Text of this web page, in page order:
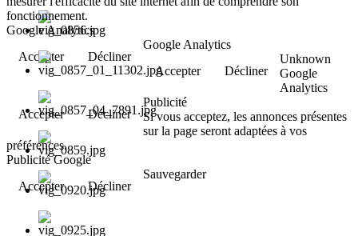
fonctionnement.
Google Analytics
Accepter
Décliner
Google Analytics
Accepter
Décliner
Unknown
Google
Analytics
Accepter
Décliner
Publicité
Si vous acceptez, les annonces présentes
sur la page seront adaptées à vos
préférences.
Publicité Google
Accepter
Décliner
Sauvegarder